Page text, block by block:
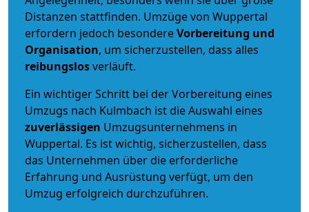
Distanzen stattfinden. Umzüge von Wuppertal
erfordern jedoch besondereVorbereitung und
Organisation, um sicherzustellen, dass alles
reibungslosverläuft.
Ein wichtiger Schritt bei der Vorbereitung eines
Umzugs nach Kulmbach ist die Auswahl eines
zuverlässigen Umzugsunternehmens in
Wuppertal. Es ist wichtig, sicherzustellen, dass
das Unternehmen über die erforderliche
Erfahrung und Ausrüstung verfügt, um den
Umzug erfolgreich durchzuführen.